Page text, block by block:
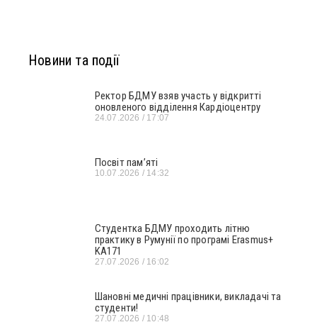
Новини та події
Ректор БДМУ взяв участь у відкритті
оновленого відділення Кардіоцентру
24.07.2026 17:07
Посвіт пам’яті
10.07.2026 14:32
Студентка БДМУ проходить літню
практику в Румунії по програмі Erasmus+
KA171
27.07.2026 16:02
Шановні медичні працівники, викладачі та
студенти!
27.07.2026 10:48